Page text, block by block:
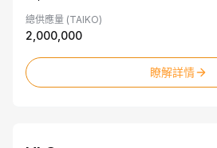
總供應量 (TAIKO)
2,000,000
瞭解詳情